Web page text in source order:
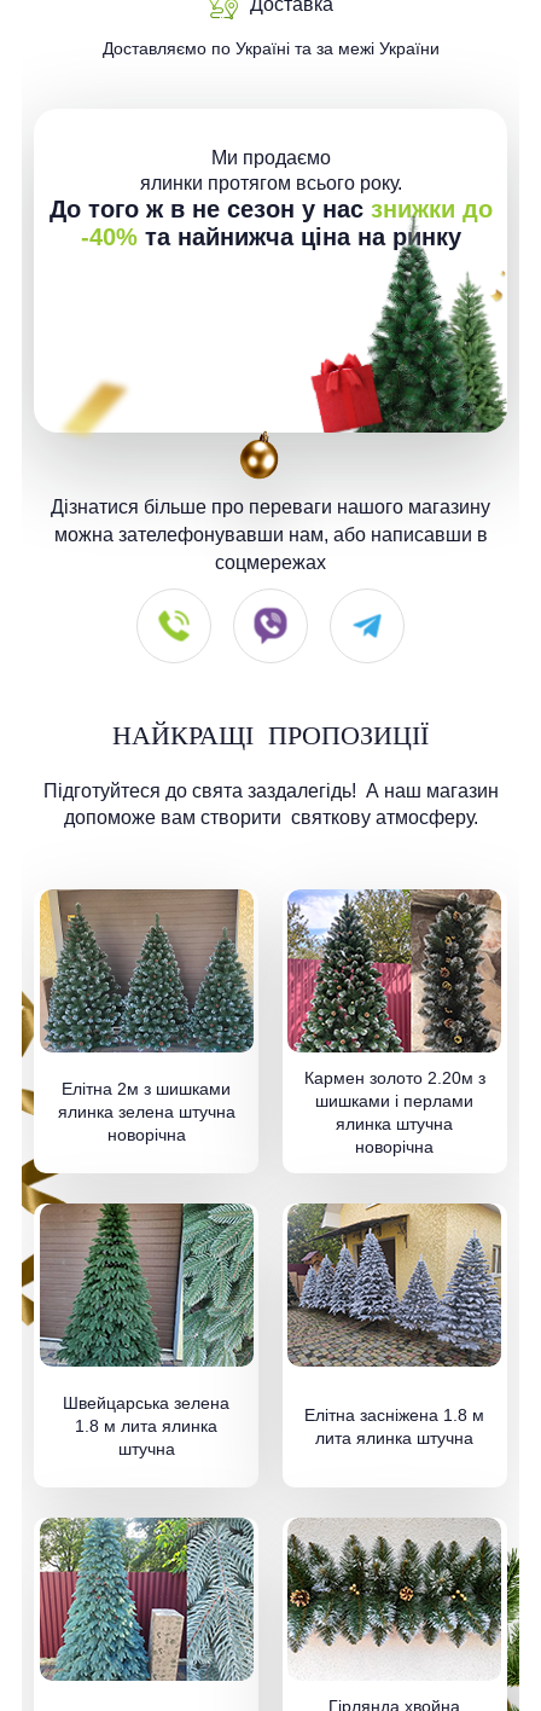
Доставка
Доставляємо по Україні та за межі України
Ми продаємо
ялинки протягом всього року.
До того ж в не сезон у нас знижки до
-40%та найнижча ціна на ринку
Дізнатися більше про переваги нашого магазину
можна зателефонувавши нам, або написавши в
соцмережах
НАЙКРАЩІ ПРОПОЗИЦІЇ
Підготуйтеся до свята заздалегідь! А наш магазин
допоможе вам створити святкову атмосферу.
Елітна 2м з шишками
ялинка зелена штучна
новорічна
Кармен золото 2.20м з
шишками і перлами
ялинка штучна
новорічна
Швейцарська зелена
1.8 м лита ялинка
штучна
Елітна засніжена 1.8 м
лита ялинка штучна
Гірлянда хвойна